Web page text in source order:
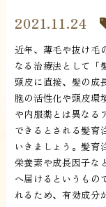
2021.11.24
近年、薄毛や抜け毛
なる治療法として「
頭皮に直接、髪の成
胞の活性化や頭皮環
や内服薬とは異なる
できるとされる髪育
いきましょう。髪育
栄養素や成長因子な
へ届けるというもの
れるため、有効成分